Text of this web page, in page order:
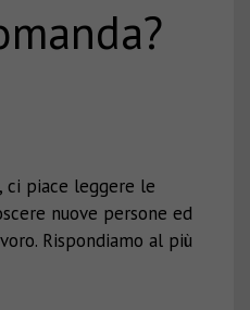
ci piace leggere le
nuove persone ed
Rispondiamo al più